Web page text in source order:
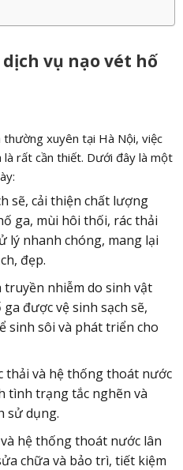
vụ nạo vét hố
xuyên tại Hà Nội, việc
rất cần thiết. Dưới đây là một
sẽ, cải thiện chất lượng
ga, mùi hôi thối, rác thải
lý nhanh chóng, mang lại
đẹp.
truyền nhiễm do sinh vật
được vệ sinh sạch sẽ,
sinh sôi và phát triển cho
và hệ thống thoát nước
tình trạng tắc nghẽn và
sử dụng.
hệ thống thoát nước lân
chữa và bảo trì, tiết kiệm